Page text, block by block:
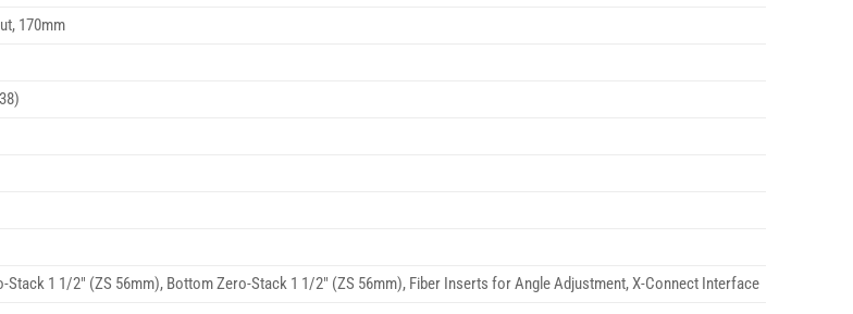
170mm
Stack 1 1/2″ (ZS 56mm), Bottom Zero-Stack 1 1/2″ (ZS 56mm), Fiber Inserts for Angle Adjustment, X-Connect Interface